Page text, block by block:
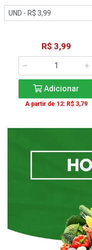
R$ 3,99
Adicionar
A partir de 12: R$ 3,79